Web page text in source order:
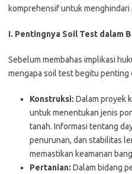
komprehensif untuk menghindari
I. Pentingnya Soil Test dalam
Sebelum membahas implikasi
mengapa soil test begitu penting
Konstruksi: Dalam proyek
untuk menentukan jenis
tanah. Informasi tentang
penurunan, dan stabilitas
memastikan keamanan
Pertanian: Dalam bidang